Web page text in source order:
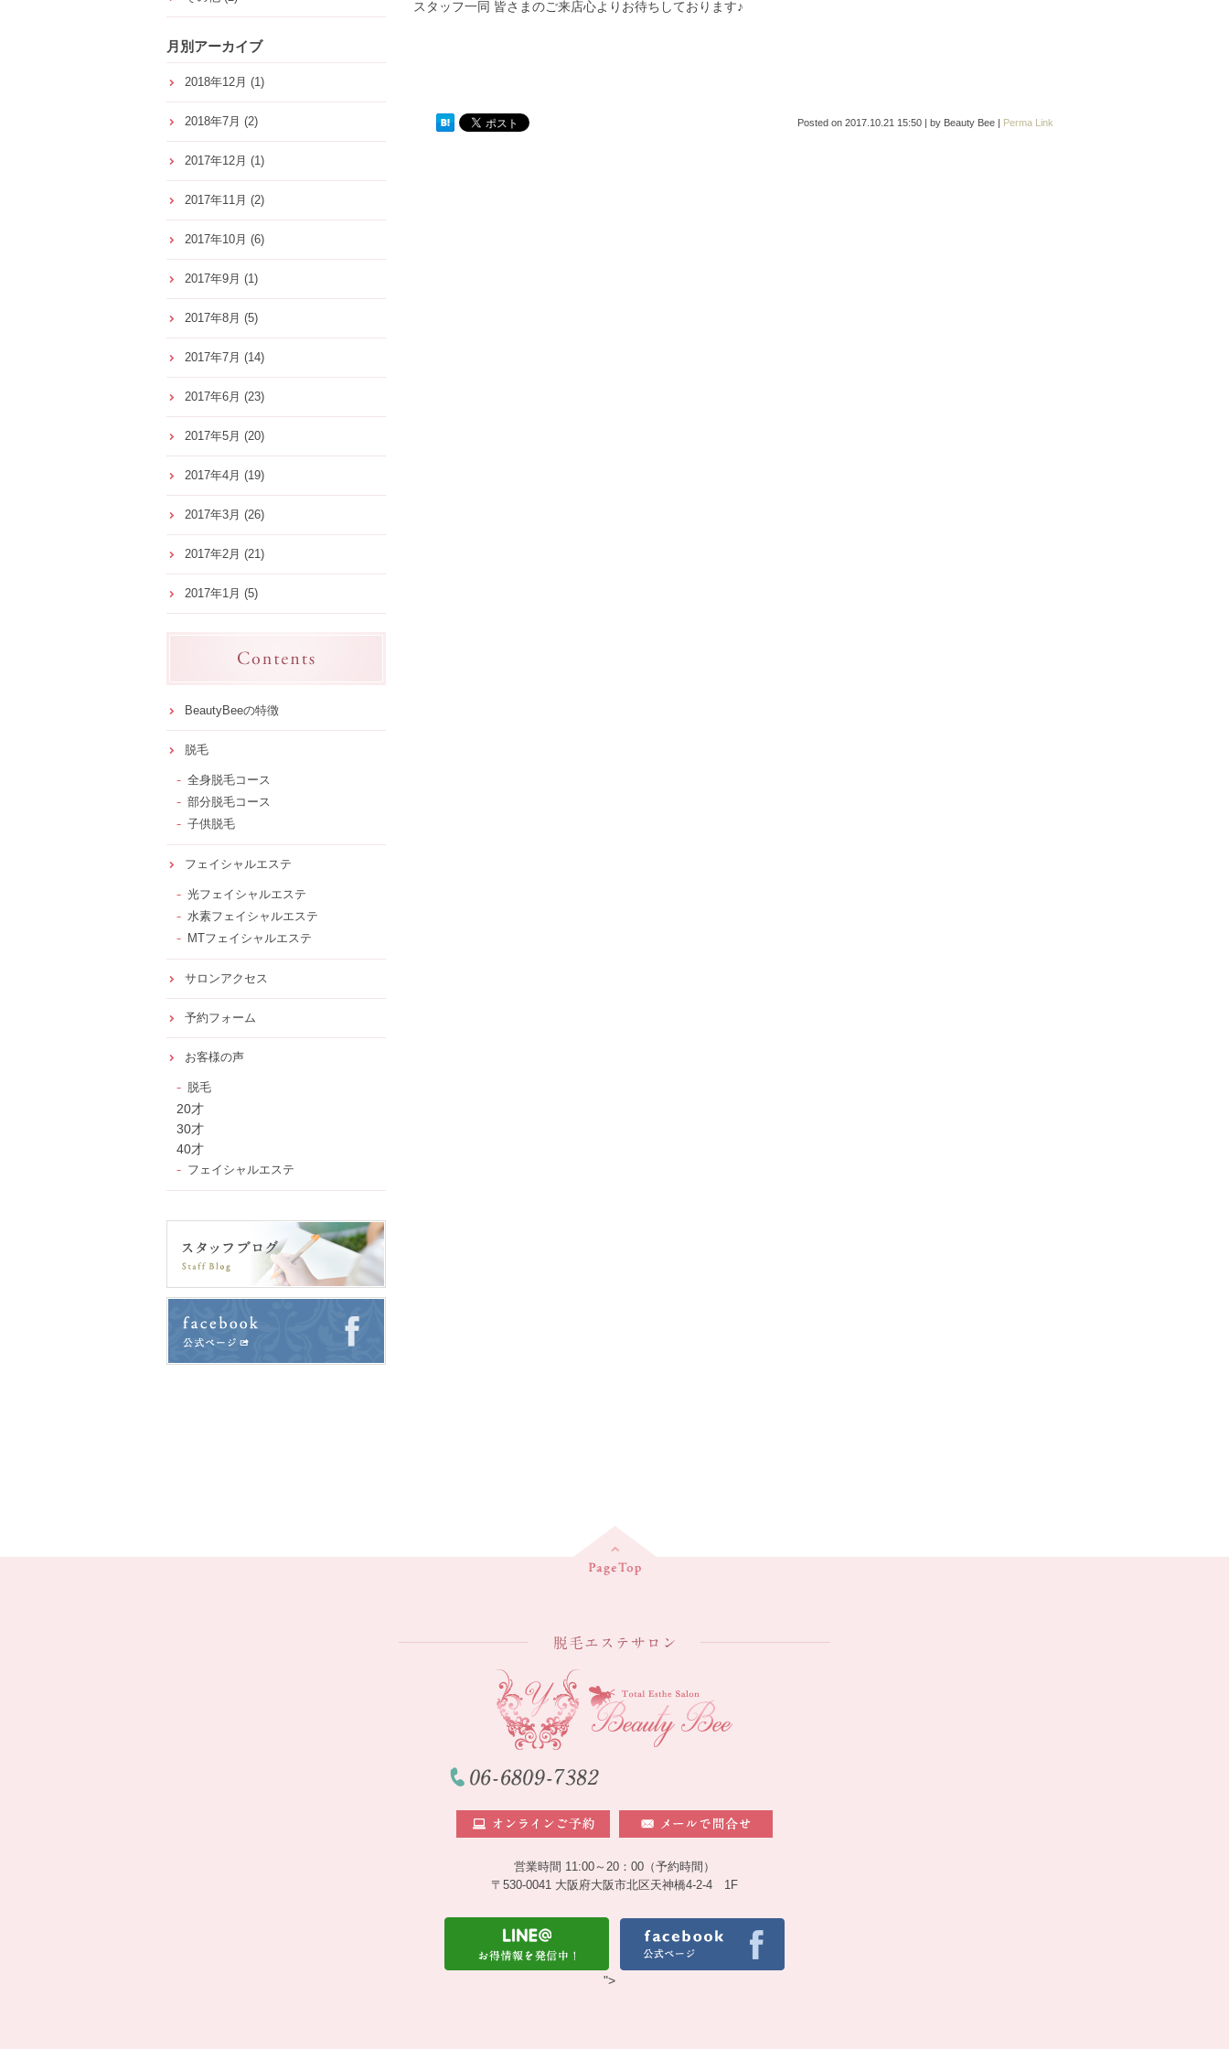
スタッフ一同 皆さまのご来店心よりお待ちしております♪
Posted on 2017.10.21 15:50 | by Beauty Bee | Perma Link
月別アーカイブ
2018年12月 (1)
2018年7月 (2)
2017年12月 (1)
2017年11月 (2)
2017年10月 (6)
2017年9月 (1)
2017年8月 (5)
2017年7月 (14)
2017年6月 (23)
2017年5月 (20)
2017年4月 (19)
2017年3月 (26)
2017年2月 (21)
2017年1月 (5)
BeautyBeeの特徴
脱毛
全身脱毛コース
部分脱毛コース
子供脱毛
フェイシャルエステ
光フェイシャルエステ
水素フェイシャルエステ
MTフェイシャルエステ
サロンアクセス
予約フォーム
お客様の声
脱毛
20才
30才
40才
フェイシャルエステ
営業時間 11:00～20：00（予約時間）
〒530-0041 大阪府大阪市北区天神橋4-2-4 1F
">